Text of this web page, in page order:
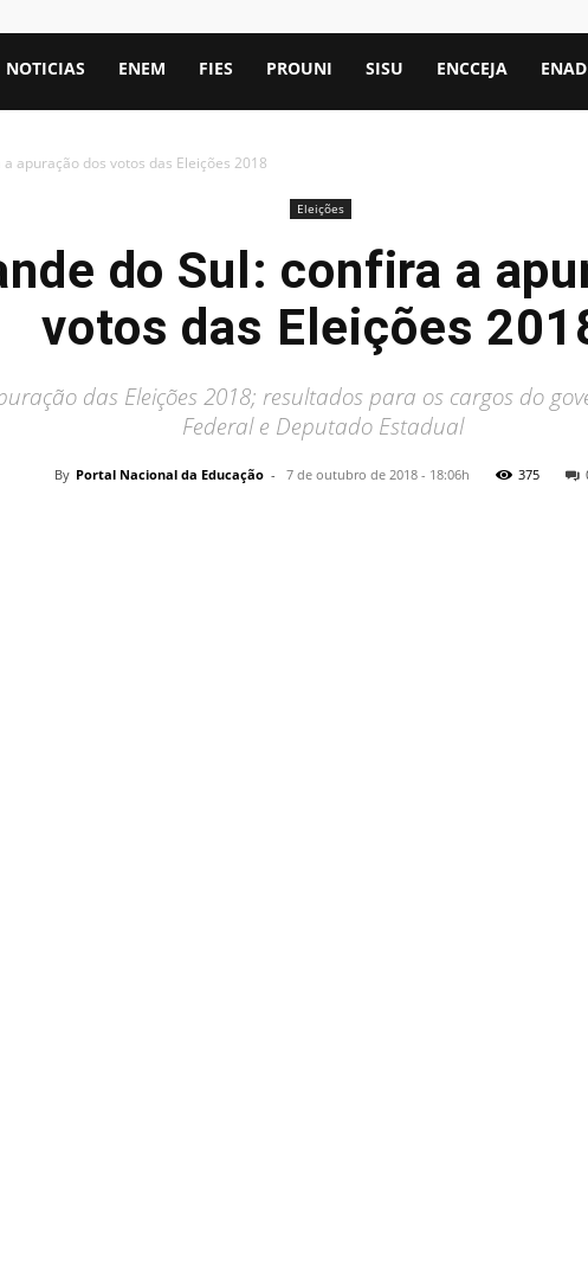
NOTICIAS ENEM FIES PROUNI SISU ENCCEJA
apuração dos votos das Eleições 2018
Eleições
do Sul: confira a
votos das Eleições
das Eleições 2018; resultados para os cargos do
Federal e Deputado Estadual
By Portal Nacional da Educação - 7 de outubro de 2018 - 18:06h 375